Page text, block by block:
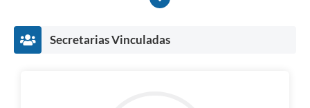
Secretarias Vinculadas